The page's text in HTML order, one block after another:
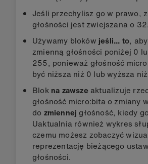
Jeśli przechylisz go w prawo,
głośności jest zwiejszana o 32.
Używamy bloków jeśli... to,
zmienną głośności poniżej 0
255, ponieważ głośność
być niższa niż 0 lub wyższa
Blok na zawsze aktualizuje
głośność micro:bita o zmiany
do zmiennej głośność, kiedy
Uaktualnia również wykres
czemu możesz zobaczyć
reprezentację bieżącego
głośności.